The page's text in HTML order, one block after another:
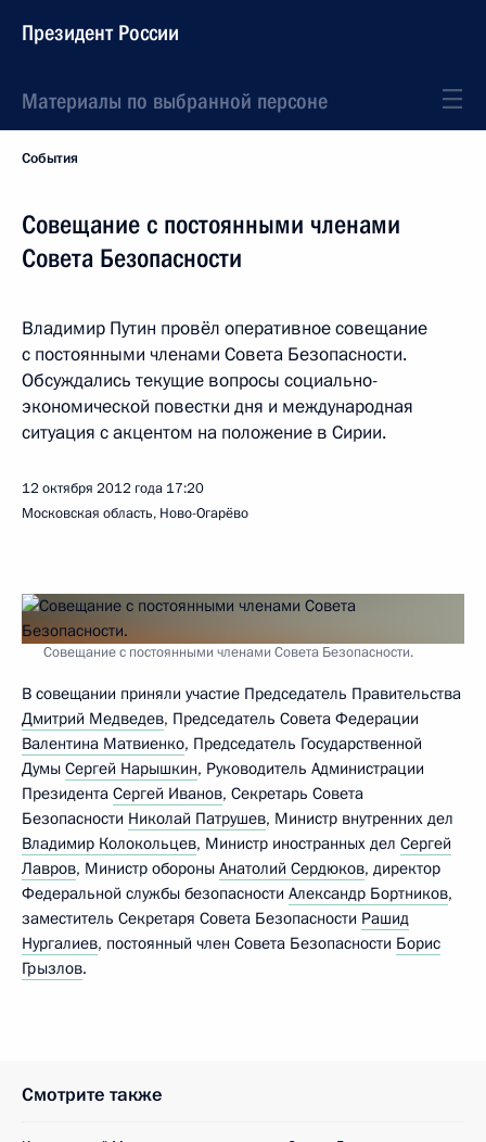
Президент России
Материалы по выбранной персоне
События
Совещание с постоянными членами
Совета Безопасности
Владимир Путин провёл оперативное совещание
с постоянными членами Совета Безопасности.
Обсуждались текущие вопросы социально-
экономической повестки дня и международная
ситуация с акцентом на положение в Сирии.
12 октября 2012 года 17:20
Московская область, Ново-Огарёво
Совещание с постоянными членами Совета Безопасности.
В совещании приняли участие Председатель Правительства
Дмитрий Медведев, Председатель Совета Федерации
Валентина Матвиенко, Председатель Государственной
Думы Сергей Нарышкин, Руководитель Администрации
Президента Сергей Иванов, Секретарь Совета
Безопасности Николай Патрушев, Министр внутренних дел
Владимир Колокольцев, Министр иностранных дел Сергей
Лавров, Министр обороны Анатолий Сердюков, директор
Федеральной службы безопасности Александр Бортников,
заместитель Секретаря Совета Безопасности Рашид
Нургалиев, постоянный член Совета Безопасности Борис
Грызлов.
Смотрите также